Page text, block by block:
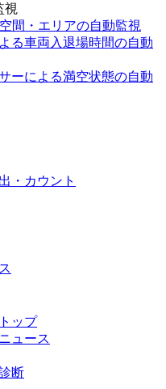
視
間・エリアの自動監視
る車両入退場時間の自動
ーによる満空状態の自動
・カウント
ップ
ュース
断